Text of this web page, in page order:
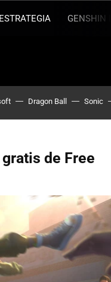
ESTRATEGIA GENSHIN
Dragon Ball Sonic
de Free